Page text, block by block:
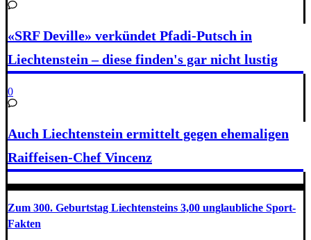
«SRF Deville» verkündet Pfadi-Putsch in
Liechtenstein – diese finden's gar nicht lustig
0
Auch Liechtenstein ermittelt gegen ehemaligen
Raiffeisen-Chef Vincenz
Zum 300. Geburtstag Liechtensteins 3,00 unglaubliche Sport-
Fakten